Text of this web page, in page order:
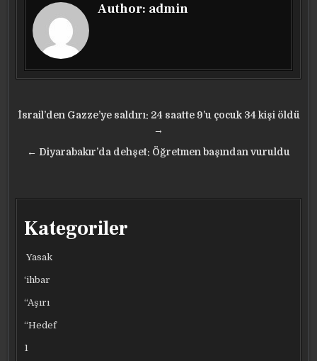
Author: admin
Yazı
İsrail’den Gazze’ye saldırı: 24 saatte 9’u çocuk 34 kişi öldü
→
← Diyarabakır’da dehşet: Öğretmen başından vuruldu
Kategoriler
Yasak
‘ihbar
“Aşırı
“Hedef
1